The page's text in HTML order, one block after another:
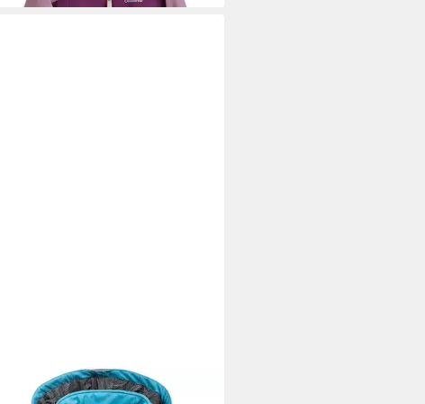
ROCK CREEKSoftshelljacke Kinder